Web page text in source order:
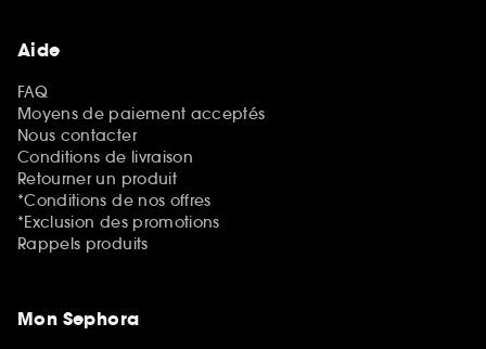
Aide
FAQ
Moyens de paiement acceptés
Nous contacter
Conditions de livraison
Retourner un produit
*Conditions de nos offres
*Exclusion des promotions
Rappels produits
Mon Sephora